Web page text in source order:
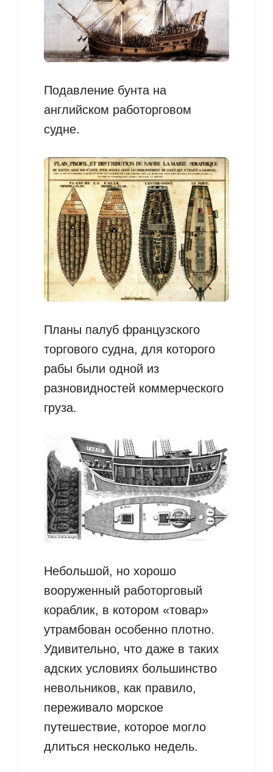
Подавление бунта на
английском работорговом
судне.
Планы палуб французского
торгового судна, для которого
рабы были одной из
разновидностей коммерческого
груза.
Небольшой, но хорошо
вооруженный работорговый
кораблик, в котором «товар»
утрамбован особенно плотно.
Удивительно, что даже в таких
адских условиях большинство
невольников, как правило,
переживало морское
путешествие, которое могло
длиться несколько недель.